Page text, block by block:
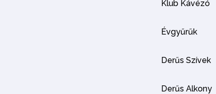
Klub Kávézó
Évgyűrűk
Derűs Szívek
Derűs Alkony